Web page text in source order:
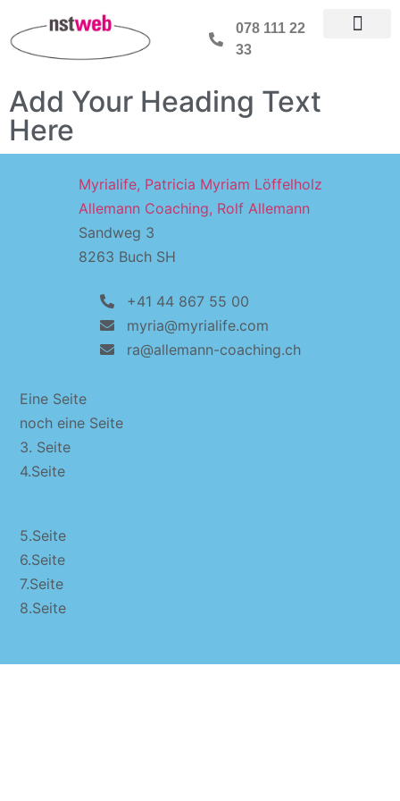
078 111 22
33
Add Your Heading Text
Here
Myrialife, Patricia Myriam Löffelholz
Allemann Coaching, Rolf Allemann
Sandweg 3
8263 Buch SH
+41 44 867 55 00
myria@myrialife.com
ra@allemann-coaching.ch
Eine Seite
noch eine Seite
3. Seite
4.Seite
5.Seite
6.Seite
7.Seite
8.Seite